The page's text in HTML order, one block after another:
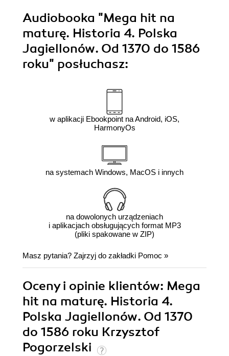
Audiobooka "Mega hit na
maturę. Historia 4. Polska
Jagiellonów. Od 1370 do 1586
roku" posłuchasz:
w aplikacji Ebookpoint na Android, iOS,
HarmonyOs
na systemach Windows, MacOS i innych
na dowolonych urządzeniach
i aplikacjach obsługujących format MP3
(pliki spakowane w ZIP)
Masz pytania? Zajrzyj do zakładki Pomoc »
Oceny i opinie klientów: Mega
hit na maturę. Historia 4.
Polska Jagiellonów. Od 1370
do 1586 roku Krzysztof
Pogorzelski